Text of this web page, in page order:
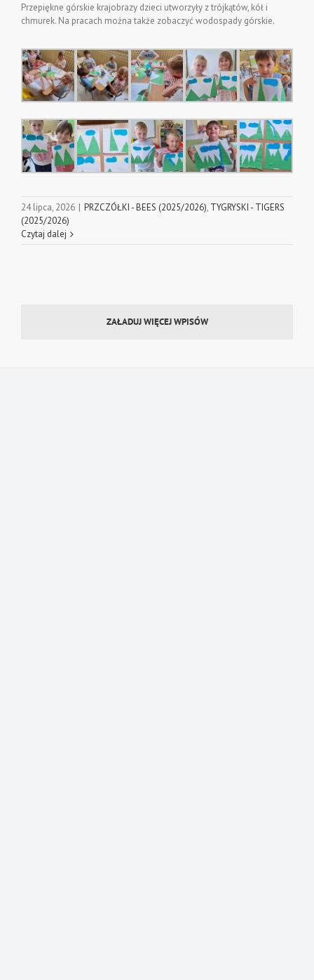
Przepiękne górskie krajobrazy dzieci utworzyły z trójkątów, kół i
chmurek. Na pracach można także zobaczyć wodospady górskie.
24 lipca, 2026 | PRZCZÓŁKI - BEES (2025/2026), TYGRYSKI - TIGERS
(2025/2026)
Czytaj dalej
ZAŁADUJ WIĘCEJ WPISÓW